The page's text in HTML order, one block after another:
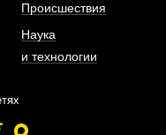
Происшествия
Наука
и технологии